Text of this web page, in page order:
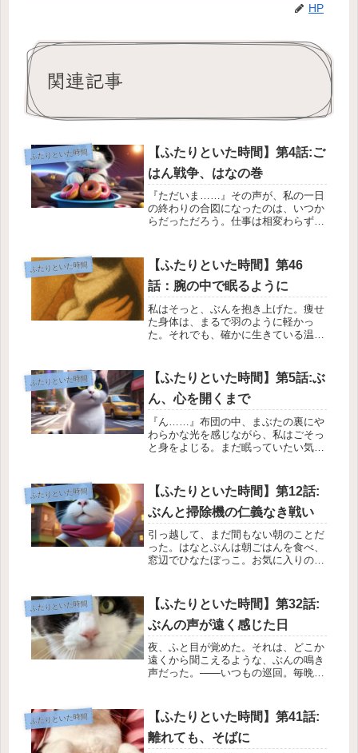
HP
関連記事
ふたりといた時間
【ふたりといた時間】第4話:ご
はん戦争、はなの巻
『ただいま……』その声が、私の一日
の終わりの合図になったのは、いつか
らだっただろう。仕事は相変わらず慌
はじわじわと体に染みついて、帰宅す
る頃にはヘロヘロで。靴を脱ぐだけで
も...
ふたりといた時間
【ふたりといた時間】第46
話：腕の中で眠るように
私はそっと、ぶんを抱き上げた。痩せ
た身体は、まるで羽のように軽かっ
た。それでも、確かに生きている温も
右に、左にと動かしていた体が、やが
て止まり小さな胸が、かすかに上下す
るの...
ふたりといた時間
【ふたりといた時間】第5話:ぶ
ん、心を開くまで
『ん……』布団の中、まぶたの裏にや
わらかな光を感じながら、私はごそっ
と身をよじる。まだ眠っていたい気持
と。「ぺしっ」……え？ 今の、何？
もう一度まぶたを閉じようとした、
そ...
ふたりといた時間
【ふたりといた時間】第12話:
ぶんと掃除機の仁義なき戦い
引っ越して、まだ間もない朝のことだ
った。はなとぶんは朝ごはんを食べ、
窓辺でひなたぼっこ。お気に入りのル
っと壁に立てかけてあった――掃除機
を取り出した。カチッ。スイッチを入
れ...
ふたりといた時間
【ふたりといた時間】第32話:
ぶんの声が遠く感じた日
夜、ふと目が覚めた。それは、どこか
遠くから聞こえるような、ぶんの鳴き
声だった。——いつもの巡回。毎晩、
に鳴く。まるで家全体に「見守ってる
よ」と言っているみたいに。でも、そ
の...
ふたりといた時間
【ふたりといた時間】第41話:
離れても、そばに